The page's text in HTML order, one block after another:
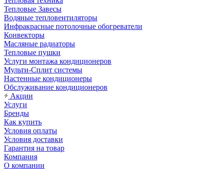
Тепловые Завесы
Водяные тепловентиляторы
Инфракрасные потолочные обогреватели
Конвекторы
Масляные радиаторы
Тепловые пушки
Услуги монтажа кондиционеров
Мульти-Сплит системы
Настенные кондиционеры
Обслуживание кондиционеров
Акции
Услуги
Бренды
Как купить
Условия оплаты
Условия доставки
Гарантия на товар
Компания
О компании